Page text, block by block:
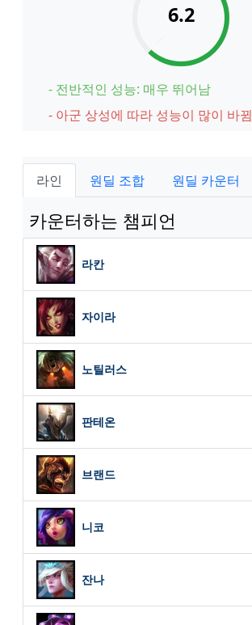
6.2
- 전반적인 성능: 매우 뛰어남
- 아군 상성에 따라 성능이 많이 바뀜
라인 원딜 조합 원딜 카운터
카운터하는 챔피언
라칸
자이라
노틸러스
판테온
브랜드
니코
잔나